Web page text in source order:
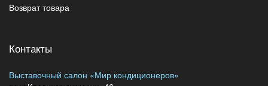
Возврат товара
Контакты
Выставочный салон «Мир кондиционеров»